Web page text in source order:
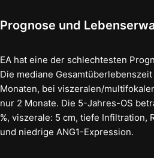
Prognose und
EA hat eine der schlechtesten
Die mediane
Monaten, bei viszeralen/
nur 2 Monate. Die 5-Jahres-OS
%, viszerale: 5 cm, tiefe Infiltration,
und niedrige ANG1-Expression.